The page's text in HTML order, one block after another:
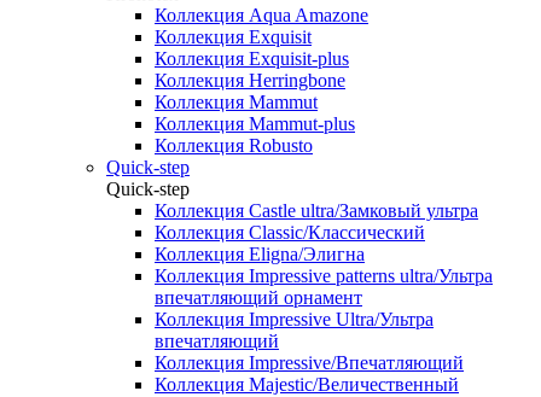
Коллекция Aqua Amazone
Коллекция Exquisit
Коллекция Exquisit-plus
Коллекция Herringbone
Коллекция Mammut
Коллекция Mammut-plus
Коллекция Robusto
Quick-step
Quick-step
Коллекция Castle ultra/Замковый ультра
Коллекция Classic/Классический
Коллекция Eligna/Элигна
Коллекция Impressive patterns ultra/Ультра
впечатляющий орнамент
Коллекция Impressive Ultra/Ультра
впечатляющий
Коллекция Impressive/Впечатляющий
Коллекция Majestic/Величественный